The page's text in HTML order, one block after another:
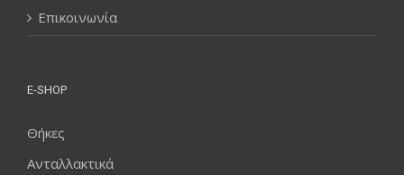
Επικοινωνία
E-SHOP
Θήκες
Ανταλλακτικά